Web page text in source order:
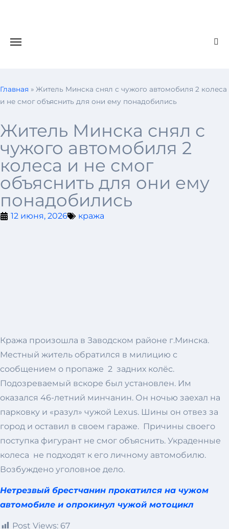
Главная » Житель Минска снял с чужого автомобиля 2 колеса
и не смог объяснить для они ему понадобились
Житель Минска снял с
чужого автомобиля 2
колеса и не смог
объяснить для они ему
понадобились
12 июня, 2026 кража
Кража произошла в Заводском районе г.Минска.
Местный житель обратился в милицию с
сообщением о пропаже 2 задних колёс.
Подозреваемый вскоре был установлен. Им
оказался 46-летний минчанин. Он ночью заехал на
парковку и «разул» чужой Lexus. Шины он отвез за
город и оставил в своем гараже. Причины своего
поступка фигурант не смог объяснить. Украденные
колеса не подходят к его личному автомобилю.
Возбуждено уголовное дело.
Нетрезвый брестчанин прокатился на чужом
автомобиле и опрокинул чужой мотоцикл
Post Views: 67